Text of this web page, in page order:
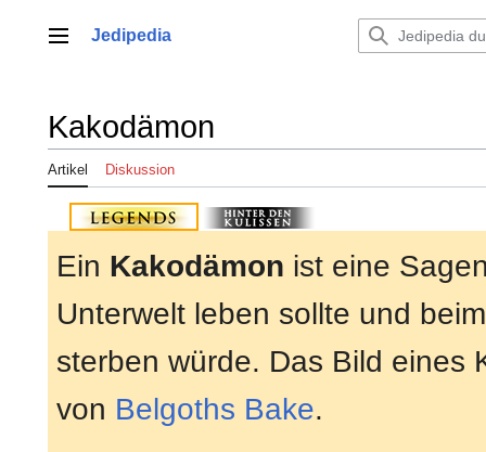
springenHauptmenü
Jedipedia
Kakodämon
Artikel Diskussion
Ein Kakodämon ist eine
Unterwelt leben sollte und
sterben würde. Das Bild eines
von Belgoths Bake.